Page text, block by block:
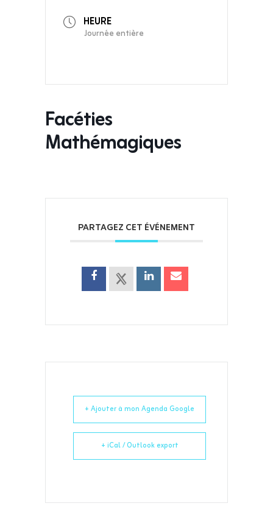
HEURE
Journée entière
Facéties
Mathémagiques
PARTAGEZ CET ÉVÉNEMENT
+ Ajouter à mon Agenda Google
+ iCal / Outlook export